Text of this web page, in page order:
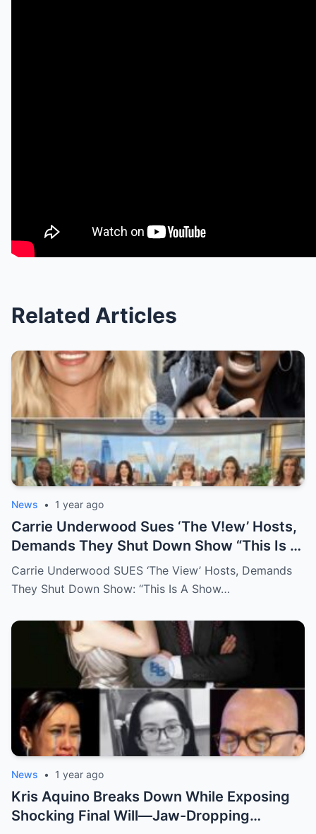
Related Articles
News • 1 year ago
Carrie Underwood Sues ‘The V!ew’ Hosts,
Demands They Shut Down Show “This Is A
Show That Lies To Its Viewers”
Carrie Underwood SUES ‘The View’ Hosts, Demands
They Shut Down Show: “This Is A Show…
News • 1 year ago
Kris Aquino Breaks Down While Exposing
Shocking Final Will—Jaw-Dropping